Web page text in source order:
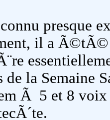
presque
il a Ã©tÃ©
la Semaine
Ã 5 et 8 voix